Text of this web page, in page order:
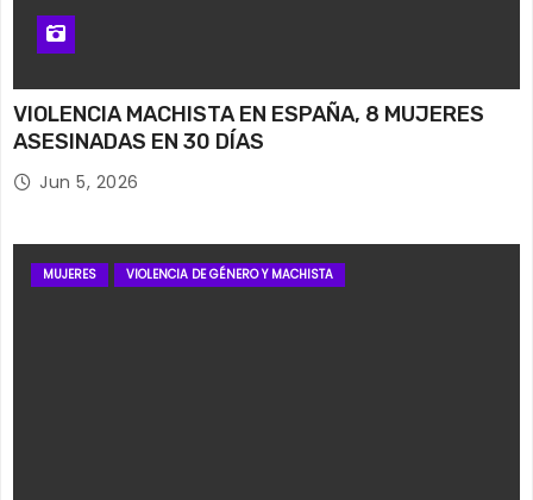
VIOLENCIA MACHISTA EN ESPAÑA, 8 MUJERES
ASESINADAS EN 30 DÍAS
Jun 5, 2026
MUJERES VIOLENCIA DE GÉNERO Y MACHISTA